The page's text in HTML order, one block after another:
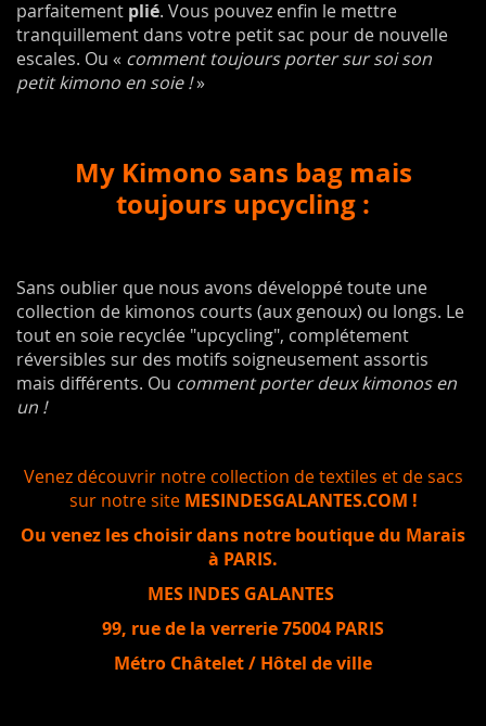
parfaitement plié. Vous pouvez enfin le mettre
tranquillement dans votre petit sac pour de nouvelle
escales. Ou « comment toujours porter sur soi son
petit kimono en soie !»
My Kimono sans bag mais
toujours upcycling :
Sans oublier que nous avons développé toute une
collection de kimonos courts (aux genoux) ou longs. Le
tout en soie recyclée "upcycling", complétement
réversibles sur des motifs soigneusement assortis
mais différents. Ou comment porter deux kimonos en
un !
Venez découvrir notre collection de textiles et de sacs
sur notre site MESINDESGALANTES.COM !
Ou venez les choisir dans notre boutique du Marais
à PARIS.
MES INDES GALANTES
99, rue de la verrerie 75004 PARIS
Métro Châtelet / Hôtel de ville